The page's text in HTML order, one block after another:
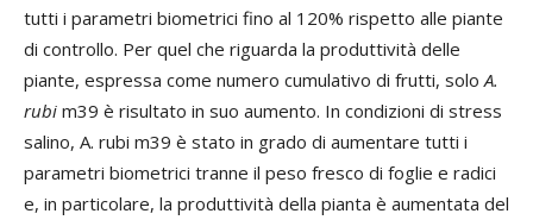
tutti i parametri biometrici fino al 120% rispetto alle piante
di controllo. Per quel che riguarda la produttività delle
piante, espressa come numero cumulativo di frutti, solo A.
rubi m39 è risultato in suo aumento. In condizioni di stress
salino, A. rubi m39 è stato in grado di aumentare tutti i
parametri biometrici tranne il peso fresco di foglie e radici
e, in particolare, la produttività della pianta è aumentata del